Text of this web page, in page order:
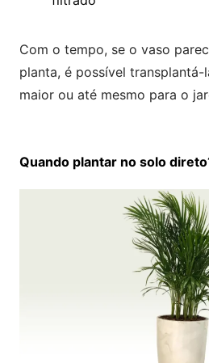
Com o tempo, se o vaso
planta, é possível
maior ou até mesmo para o
Quando plantar no solo